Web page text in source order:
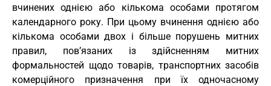
вчинених однією або кількома особами протягом
календарного року. При цьому вчинення однією або
кількома особами двох і більше порушень митних
правил, пов’язаних із здійсненням митних
формальностей щодо товарів, транспортних засобів
комерційного призначення при їх одночасному